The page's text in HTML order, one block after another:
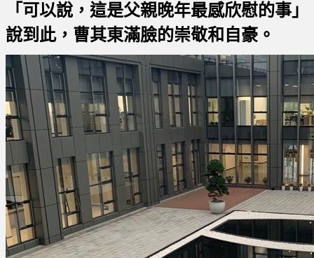
「可以說，這是父親晚年最感欣慰的事」
說到此， 曹其東滿臉的崇敬和自豪。